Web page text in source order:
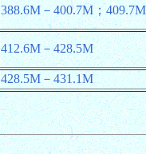
388.6M－400.7M；
412.6M－428.5M
428.5M－431.1M